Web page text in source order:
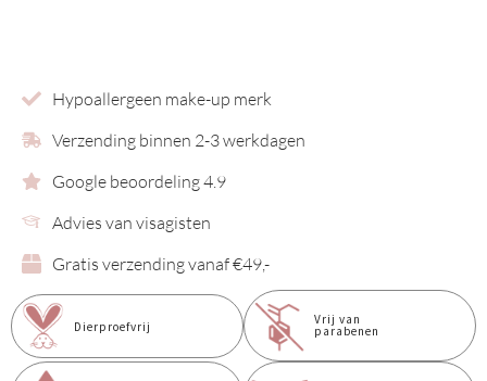
Hypoallergeen make-up merk
Verzending binnen 2-3 werkdagen
Google beoordeling 4.9
Advies van visagisten
Gratis verzending vanaf €49,-
Dierproefvrij Vrij van
parabenen